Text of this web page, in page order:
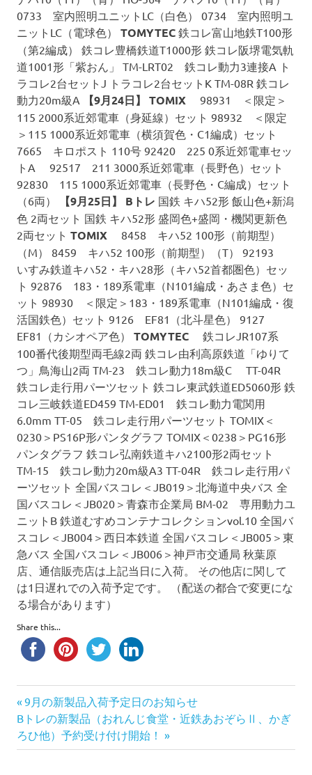
0733 室内照明ユニットLC（白色） 0734 室内照明ユ
ニットLC（電球色） TOMYTEC 鉄コレ富山地鉄T100形
（第2編成） 鉄コレ豊橋鉄道T1000形 鉄コレ阪堺電気軌
道1001形「紫おん」 TM-LRT02 鉄コレ動力3連接A ト
ラコレ2台セットJ トラコレ2台セットK TM-08R 鉄コレ
動力20m級A
【9月24日】 TOMIX 98931 ＜限定＞
115 2000系近郊電車（身延線）セット 98932 ＜限定
＞115 1000系近郊電車（横須賀色・C1編成）セット
7665 キロポスト 110号 92420 225 0系近郊電車セッ
トA 92517 211 3000系近郊電車（長野色）セット
92830 115 1000系近郊電車（長野色・C編成）セット
（6両）
【9月25日】 Bトレ 国鉄 キハ52形 飯山色+新潟
色 2両セット 国鉄 キハ52形 盛岡色+盛岡・機関更新色
2両セット TOMIX 8458 キハ52 100形（前期型）
（M） 8459 キハ52 100形（前期型）（T） 92193
いすみ鉄道キハ52・キハ28形（キハ52首都圏色）セッ
ト 92876 183・189系電車（N101編成・あさま色）セ
ット 98930 ＜限定＞183・189系電車（N101編成・復
活国鉄色）セット 9126 EF81（北斗星色） 9127
EF81（カシオペア色） TOMYTEC 鉄コレJR107系
100番代後期型両毛線2両 鉄コレ由利高原鉄道「ゆりて
つ」鳥海山2両 TM-23 鉄コレ動力18m級C TT-04R
鉄コレ走行用パーツセット 鉄コレ東武鉄道ED5060形 鉄
コレ三岐鉄道ED459 TM-ED01 鉄コレ動力電関用
6.0mm TT-05 鉄コレ走行用パーツセット TOMIX＜
0230＞PS16P形パンタグラフ TOMIX＜0238＞PG16形
パンタグラフ 鉄コレ弘南鉄道キハ2100形2両セット
TM-15 鉄コレ動力20m級A3 TT-04R 鉄コレ走行用パ
ーツセット 全国バスコレ＜JB019＞北海道中央バス 全
国バスコレ＜JB020＞青森市企業局 BM-02 専用動力ユ
ニットB 鉄道むすめコンテナコレクションvol.10 全国バ
スコレ＜JB004＞西日本鉄道 全国バスコレ＜JB005＞東
急バス 全国バスコレ＜JB006＞神戸市交通局 秋葉原
店、通信販売店は上記当日に入荷。 その他店に関して
は1日遅れでの入荷予定です。 （配送の都合で変更にな
る場合があります）
Share this...
投
稿
前
の
記
事:
9月の新製品入荷予定日のお知らせ
次
の
記
Bトレの新製品（おれんじ食堂・近鉄あおぞらⅡ、かぎ
ろひ他）予約受け付け開始！